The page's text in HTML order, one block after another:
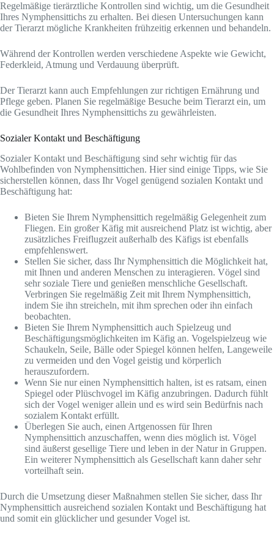
Regelmäßige tierärztliche Kontrollen sind wichtig, um die Gesundheit
Ihres Nymphensittichs zu erhalten. Bei diesen Untersuchungen kann
der Tierarzt mögliche Krankheiten frühzeitig erkennen und behandeln.
Während der Kontrollen werden verschiedene Aspekte wie Gewicht,
Federkleid, Atmung und Verdauung überprüft.
Der Tierarzt kann auch Empfehlungen zur richtigen Ernährung und
Pflege geben. Planen Sie regelmäßige Besuche beim Tierarzt ein, um
die Gesundheit Ihres Nymphensittichs zu gewährleisten.
Sozialer Kontakt und Beschäftigung
Sozialer Kontakt und Beschäftigung sind sehr wichtig für das
Wohlbefinden von Nymphensittichen. Hier sind einige Tipps, wie Sie
sicherstellen können, dass Ihr Vogel genügend sozialen Kontakt und
Beschäftigung hat:
Bieten Sie Ihrem Nymphensittich regelmäßig Gelegenheit zum
Fliegen. Ein großer Käfig mit ausreichend Platz ist wichtig, aber
zusätzliches Freiflugzeit außerhalb des Käfigs ist ebenfalls
empfehlenswert.
Stellen Sie sicher, dass Ihr Nymphensittich die Möglichkeit hat,
mit Ihnen und anderen Menschen zu interagieren. Vögel sind
sehr soziale Tiere und genießen menschliche Gesellschaft.
Verbringen Sie regelmäßig Zeit mit Ihrem Nymphensittich,
indem Sie ihn streicheln, mit ihm sprechen oder ihn einfach
beobachten.
Bieten Sie Ihrem Nymphensittich auch Spielzeug und
Beschäftigungsmöglichkeiten im Käfig an. Vogelspielzeug wie
Schaukeln, Seile, Bälle oder Spiegel können helfen, Langeweile
zu vermeiden und den Vogel geistig und körperlich
herauszufordern.
Wenn Sie nur einen Nymphensittich halten, ist es ratsam, einen
Spiegel oder Plüschvogel im Käfig anzubringen. Dadurch fühlt
sich der Vogel weniger allein und es wird sein Bedürfnis nach
sozialem Kontakt erfüllt.
Überlegen Sie auch, einen Artgenossen für Ihren
Nymphensittich anzuschaffen, wenn dies möglich ist. Vögel
sind äußerst gesellige Tiere und leben in der Natur in Gruppen.
Ein weiterer Nymphensittich als Gesellschaft kann daher sehr
vorteilhaft sein.
Durch die Umsetzung dieser Maßnahmen stellen Sie sicher, dass Ihr
Nymphensittich ausreichend sozialen Kontakt und Beschäftigung hat
und somit ein glücklicher und gesunder Vogel ist.